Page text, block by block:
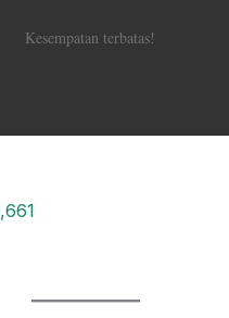
Kesempatan terbatas!